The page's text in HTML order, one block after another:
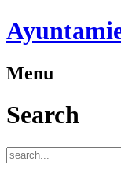
Menu
Search